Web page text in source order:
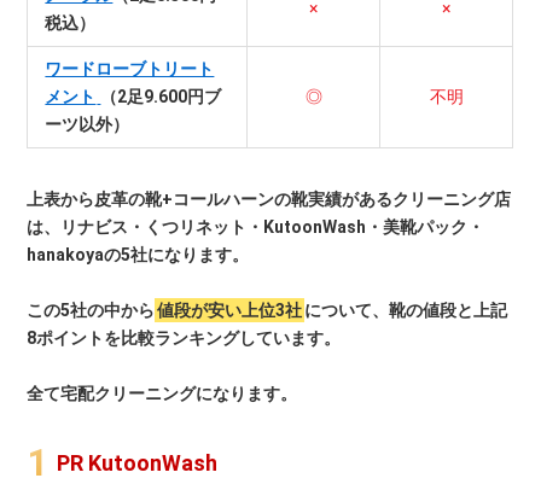
税込）
× ×
ワードローブトリート
メント
（2足9.600円ブ
ーツ以外）
◎ 不明
上表から皮革の靴+コールハーンの靴実績があるクリーニング店
は、リナビス・くつリネット・KutoonWash・美靴パック・
hanakoyaの5社になります。
この5社の中から 値段が安い上位3社について、靴の値段と上記
8ポイントを比較ランキングしています。
全て宅配クリーニングになります。
PR KutoonWash